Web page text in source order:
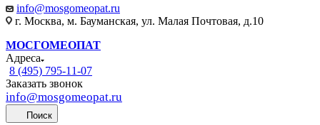
info@mosgomeopat.ru
г. Москва, м. Бауманская, ул. Малая Почтовая, д.10
МОСГОМЕОПАТ
Адреса
8 (495) 795-11-07
Заказать звонок
info@mosgomeopat.ru
Поиск